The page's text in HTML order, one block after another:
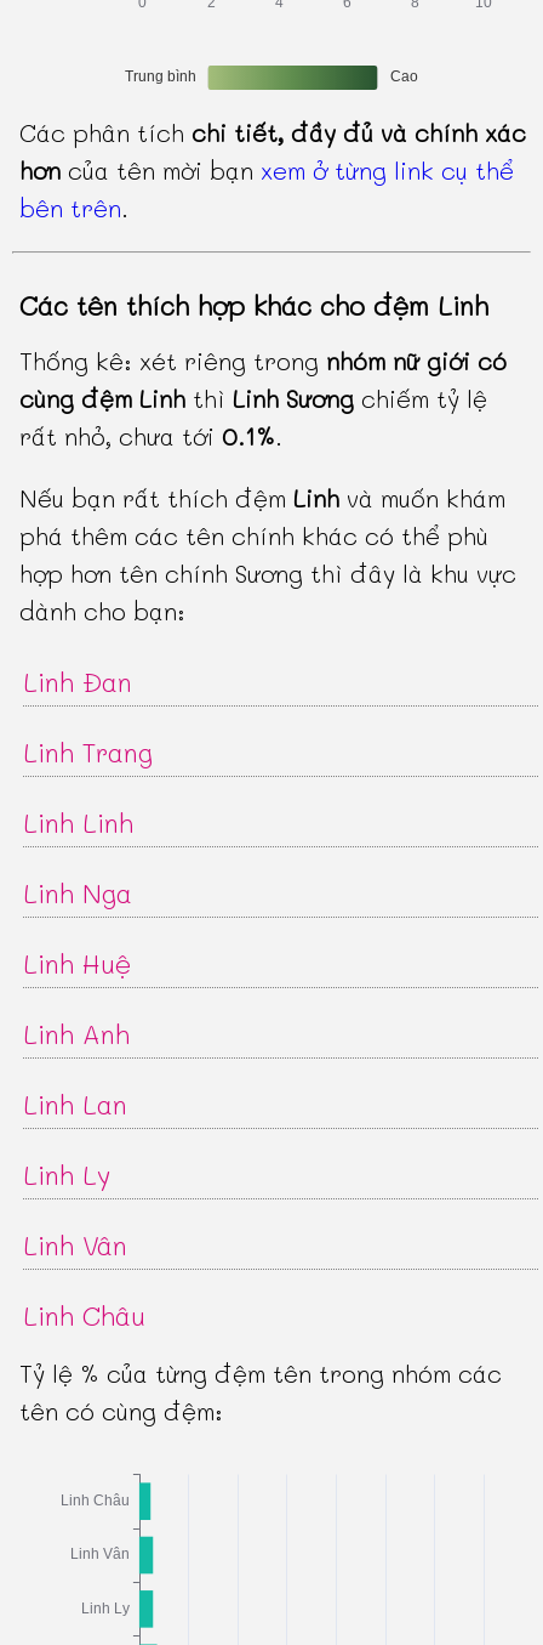
Các phân tích chi tiết, đầy đủ và chính xác
hơn của tên mời bạn xem ở từng link cụ thể
bên trên.
Các tên thích hợp khác cho đệm Linh
Thống kê: xét riêng trong nhóm nữ giới có
cùng đệm Linh thìLinh Sương chiếm tỷ lệ
rất nhỏ, chưa tới0.1%.
Nếu bạn rất thích đệmLinh và muốn khám
phá thêm các tên chính khác có thể phù
hợp hơn tên chính Sương thì đây là khu vực
dành cho bạn:
Linh Đan
Linh Trang
Linh Linh
Linh Nga
Linh Huệ
Linh Anh
Linh Lan
Linh Ly
Linh Vân
Linh Châu
Tỷ lệ % của từng đệm tên trong nhóm các
tên có cùng đệm: